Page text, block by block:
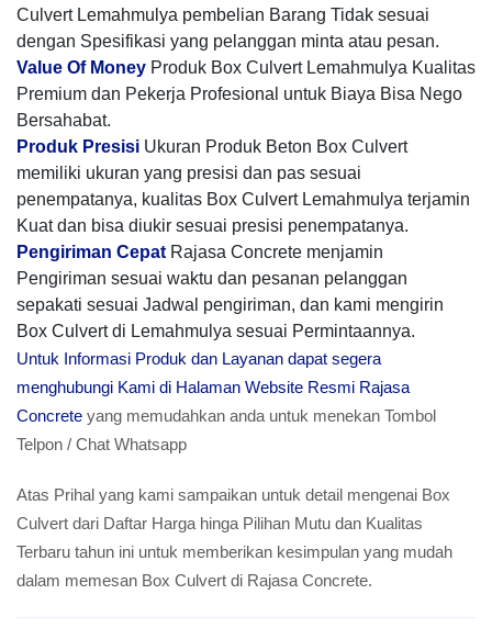
Culvert Lemahmulya pembelian Barang Tidak sesuai
dengan Spesifikasi yang pelanggan minta atau pesan.
Value Of Money Produk Box Culvert Lemahmulya Kualitas
Premium dan Pekerja Profesional untuk Biaya Bisa Nego
Bersahabat.
Produk Presisi Ukuran Produk Beton Box Culvert
memiliki ukuran yang presisi dan pas sesuai
penempatanya, kualitas Box Culvert Lemahmulya terjamin
Kuat dan bisa diukir sesuai presisi penempatanya.
Pengiriman Cepat Rajasa Concrete menjamin
Pengiriman sesuai waktu dan pesanan pelanggan
sepakati sesuai Jadwal pengiriman, dan kami mengirin
Box Culvert di Lemahmulya sesuai Permintaannya.
Untuk Informasi Produk dan Layanan dapat segera
menghubungi Kami di Halaman Website Resmi Rajasa
Concrete yang memudahkan anda untuk menekan Tombol
Telpon / Chat Whatsapp
Atas Prihal yang kami sampaikan untuk detail mengenai Box
Culvert dari Daftar Harga hinga Pilihan Mutu dan Kualitas
Terbaru tahun ini untuk memberikan kesimpulan yang mudah
dalam memesan Box Culvert di Rajasa Concrete.